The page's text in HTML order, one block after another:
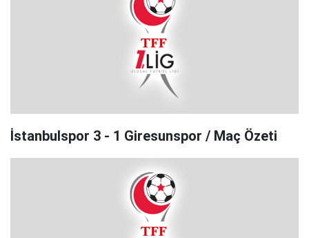
İstanbulspor 3 - 1 Giresunspor / Maç Özeti